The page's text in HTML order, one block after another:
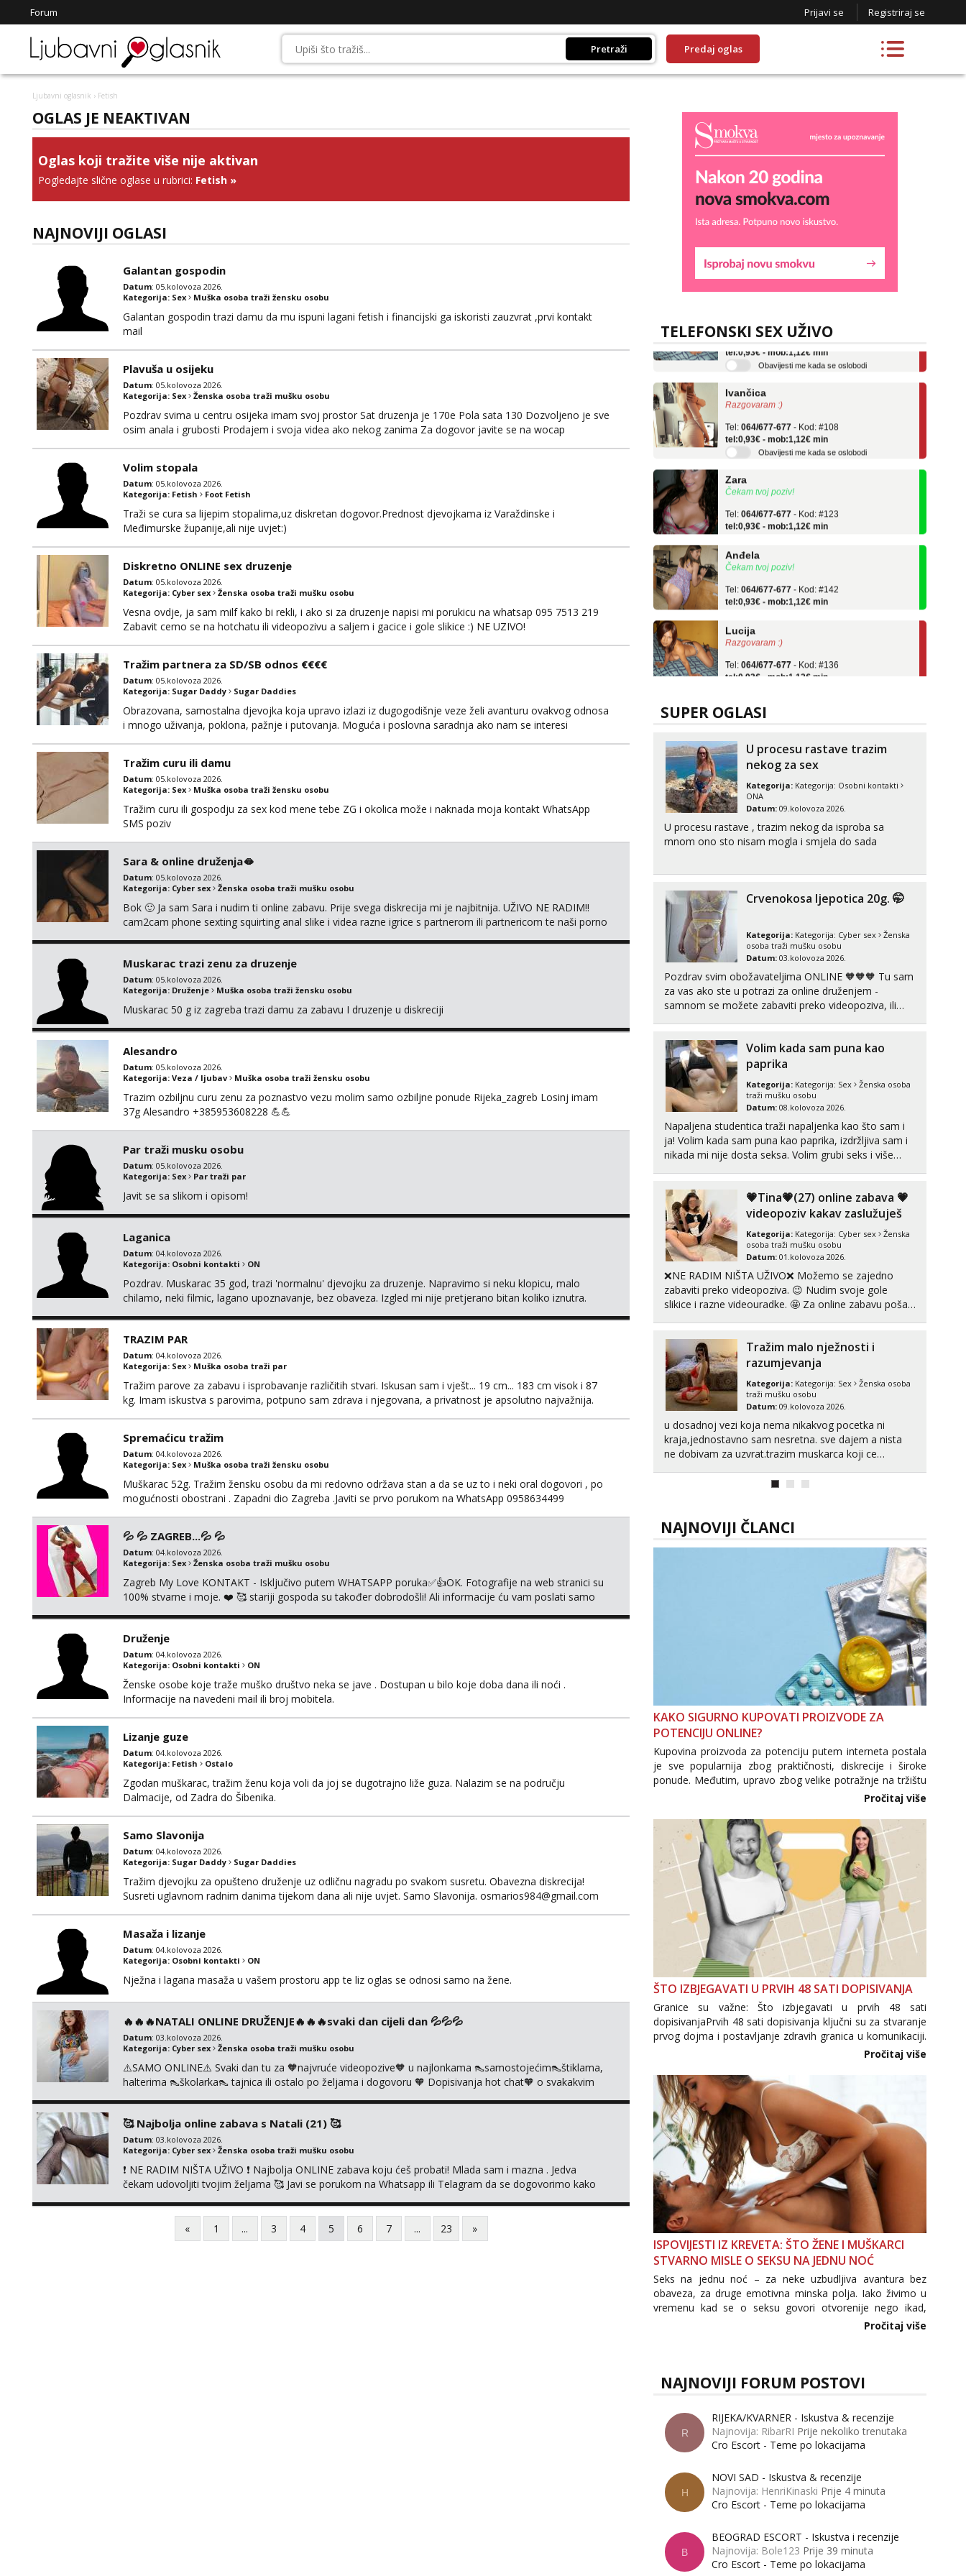
Forum Prijavi se Registriraj se
Pretraži Predaj oglas
Ljubavni oglasnik › Fetish
OGLAS JE NEAKTIVAN
Oglas koji tražite više nije aktivan
Pogledajte slične oglase u rubrici: Fetish »
NAJNOVIJI OGLASI
Galantan gospodin
Datum: 05.kolovoza 2026.
Kategorija: Sex Muška osoba traži žensku osobu
Galantan gospodin trazi damu da mu ispuni lagani fetish i financijski ga iskoristi zauzvrat ,prvi kontakt
mail
Plavuša u osijeku
Datum: 05.kolovoza 2026.
Kategorija: Sex Ženska osoba traži mušku osobu
Pozdrav svima u centru osijeka imam svoj prostor Sat druzenja je 170e Pola sata 130 Dozvoljeno je sve
osim anala i grubosti Prodajem i svoja videa ako nekog zanima Za dogovor javite se na wocap
Volim stopala
Datum: 05.kolovoza 2026.
Kategorija: Fetish Foot Fetish
Traži se cura sa lijepim stopalima,uz diskretan dogovor.Prednost djevojkama iz Varaždinske i
Međimurske županije,ali nije uvjet:)
Diskretno ONLINE sex druzenje
Datum: 05.kolovoza 2026.
Kategorija: Cyber sex Ženska osoba traži mušku osobu
Vesna ovdje, ja sam milf kako bi rekli, i ako si za druzenje napisi mi porukicu na whatsap 095 7513 219
Zabavit cemo se na hotchatu ili videopozivu a saljem i gacice i gole slikice :) NE UZIVO!
Tražim partnera za SD/SB odnos €€€€
Datum: 05.kolovoza 2026.
Kategorija: Sugar Daddy Sugar Daddies
Obrazovana, samostalna djevojka koja upravo izlazi iz dugogodišnje veze želi avanturu ovakvog odnosa
i mnogo uživanja, poklona, pažnje i putovanja. Moguća i poslovna saradnja ako nam se interesi
Tražim curu ili damu
Datum: 05.kolovoza 2026.
Kategorija: Sex Muška osoba traži žensku osobu
Tražim curu ili gospodju za sex kod mene tebe ZG i okolica može i naknada moja kontakt WhatsApp
SMS poziv
Sara & online druženja🫦
Datum: 05.kolovoza 2026.
Kategorija: Cyber sex Ženska osoba traži mušku osobu
Bok 🙂 Ja sam Sara i nudim ti online zabavu. Prije svega diskrecija mi je najbitnija. UŽIVO NE RADIM!!
cam2cam phone sexting squirting anal slike i videa razne igrice s partnerom ili partnericom te naši porno
Muskarac trazi zenu za druzenje
Datum: 05.kolovoza 2026.
Kategorija: Druženje Muška osoba traži žensku osobu
Muskarac 50 g iz zagreba trazi damu za zabavu I druzenje u diskreciji
Alesandro
Datum: 05.kolovoza 2026.
Kategorija: Veza / ljubav Muška osoba traži žensku osobu
Trazim ozbiljnu curu zenu za poznastvo vezu molim samo ozbiljne ponude Rijeka_zagreb Losinj imam
37g Alesandro +385953608228 💪💪
Par traži musku osobu
Datum: 05.kolovoza 2026.
Kategorija: Sex Par traži par
Javit se sa slikom i opisom!
Laganica
Datum: 04.kolovoza 2026.
Kategorija: Osobni kontakti ON
Pozdrav. Muskarac 35 god, trazi 'normalnu' djevojku za druzenje. Napravimo si neku klopicu, malo
chilamo, neki filmic, lagano upoznavanje, bez obaveza. Izgled mi nije pretjerano bitan koliko iznutra.
TRAZIM PAR
Datum: 04.kolovoza 2026.
Kategorija: Sex Muška osoba traži par
Tražim parove za zabavu i isprobavanje različitih stvari. Iskusan sam i vješt... 19 cm... 183 cm visok i 87
kg. Imam iskustva s parovima, potpuno sam zdrava i njegovana, a privatnost je apsolutno najvažnija.
Spremaćicu tražim
Datum: 04.kolovoza 2026.
Kategorija: Sex Muška osoba traži žensku osobu
Muškarac 52g. Tražim žensku osobu da mi redovno održava stan a da se uz to i neki oral dogovori , po
mogućnosti obostrani . Zapadni dio Zagreba .Javiti se prvo porukom na WhatsApp 0958634499
💦 💦 ZAGREB...💦 💦
Datum: 04.kolovoza 2026.
Kategorija: Sex Ženska osoba traži mušku osobu
Zagreb My Love KONTAKT - Isključivo putem WHATSAPP poruka✅️👍OK. Fotografije na web stranici su
100% stvarne i moje. ❤️ 🥰 stariji gospoda su također dobrodošli! Ali informacije ću vam poslati samo
Druženje
Datum: 04.kolovoza 2026.
Kategorija: Osobni kontakti ON
Ženske osobe koje traže muško društvo neka se jave . Dostupan u bilo koje doba dana ili noći .
Informacije na navedeni mail ili broj mobitela.
Lizanje guze
Datum: 04.kolovoza 2026.
Kategorija: Fetish Ostalo
Zgodan muškarac, tražim ženu koja voli da joj se dugotrajno liže guza. Nalazim se na području
Dalmacije, od Zadra do Šibenika.
Samo Slavonija
Datum: 04.kolovoza 2026.
Kategorija: Sugar Daddy Sugar Daddies
Tražim djevojku za opušteno druženje uz odličnu nagradu po svakom susretu. Obavezna diskrecija!
Susreti uglavnom radnim danima tijekom dana ali nije uvjet. Samo Slavonija. osmarios984@gmail.com
Masaža i lizanje
Datum: 04.kolovoza 2026.
Kategorija: Osobni kontakti ON
Nježna i lagana masaža u vašem prostoru app te liz oglas se odnosi samo na žene.
🔥🔥🔥NATALI ONLINE DRUŽENJE🔥🔥🔥svaki dan cijeli dan 💦💦💦
Datum: 03.kolovoza 2026.
Kategorija: Cyber sex Ženska osoba traži mušku osobu
⚠️SAMO ONLINE⚠️ Svaki dan tu za 🧡najvruće videopozive🧡 u najlonkama 👠samostojećim👠štiklama,
halterima 👠školarka👠 tajnica ili ostalo po željama i dogovoru 🧡 Dopisivanja hot chat🧡 o svakakvim
🥰 Najbolja online zabava s Natali (21) 🥰
Datum: 03.kolovoza 2026.
Kategorija: Cyber sex Ženska osoba traži mušku osobu
❗ NE RADIM NIŠTA UŽIVO ❗ Najbolja ONLINE zabava koju ćeš probati! Mlada sam i mazna . Jedva
čekam udovoljiti tvojim željama 🥰 Javi se porukom na Whatsapp ili Telagram da se dogovorimo kako
diram, s kolegicama, s dečkom, igračkama itd. Radim dopisivanje o seksi temama koje nas uzbuđuju 🤭
« 1 ... 3 4 5 6 7 ... 23 »
TELEFONSKI SEX UŽIVO
Lucija
Tel:064/677-677 - Kod: #136
tel:0,93€ - mob:1,12€ min
Obavijesti me kada se oslobodi
Razgovaram :)
064/677-677
tel:0,93€ - mob:1,12€ min
Obavijesti me kada se oslobodi
Čekam tvoj poziv!
064/677-677
tel:0,93€ - mob:1,12€ min
Čekam tvoj poziv!
064/677-677
tel:0,93€ - mob:1,12€ min
Razgovaram :)
064/677-677
tel:0,93€ - mob:1,12€ min
Obavijesti me kada se oslobodi
Razgovaram :)
tel:0,93€ - mob:1,12€ min
Obavijesti me kada se oslobodi
Zara
Čekam tvoj poziv!
Tel: 064/677-677- Kod: #123
tel:0,93€ - mob:1,12€ min
Čekam tvoj poziv!
Tel: 064/677-677- Kod: #142
tel:0,93€ - mob:1,12€ min
SUPER OGLASI
U procesu rastave trazim
nekog za sex
Kategorija: Kategorija: Osobni kontakti
ONA
Datum: 09.kolovoza 2026.
U procesu rastave , trazim nekog da isproba sa
mnom ono sto nisam mogla i smjela do sada
Crvenokosa ljepotica 20g. 🤭
Kategorija: Kategorija: Cyber sex
Ženska
osoba traži mušku osobu
Datum: 03.kolovoza 2026.
Pozdrav svim obožavateljima ONLINE 🧡🧡🧡 Tu sam
za vas ako ste u potrazi za online druženjem -
samnom se možete zabaviti preko videopoziva, ili
tipkanja uz slike i hot line pozive. Za vas sam
pripremila ...
Volim kada sam puna kao
paprika
Kategorija: Kategorija: Sex
Ženska osoba
traži mušku osobu
Datum: 08.kolovoza 2026.
Napaljena studentica traži napaljenka kao što sam i
ja! Volim kada sam puna kao paprika, izdržljiva sam i
nikada mi nije dosta seksa. Volim grubi seks i više
cekam te!
💗Tina💗(27) online zabava 💗
videopoziv kakav zaslužuješ
Kategorija: Kategorija: Cyber sex
Ženska
osoba traži mušku osobu
Datum: 01.kolovoza 2026.
❌NE RADIM NIŠTA UŽIVO❌ Možemo se zajedno
zabaviti preko videopoziva. 😉 Nudim svoje gole
slikice i razne videouradke. 🤩 Za online zabavu pošalji
vidjeti na videopozivu. 😉 S vama sam vec 5 ...
Tražim malo nježnosti i
razumjevanja
Kategorija: Kategorija: Sex
Ženska osoba
traži mušku osobu
Datum: 09.kolovoza 2026.
u dosadnoj vezi koja nema nikakvog pocetka ni
kraja,jednostavno sam nesretna. sve dajem a nista
ne dobivam za uzvrat.trazim muskarca koji ce
njeznosti i razumjevanja. volim njezan seks i njezne
NAJNOVIJI ČLANCI
KAKO SIGURNO KUPOVATI PROIZVODE ZA
POTENCIJU ONLINE?
Kupovina proizvoda za potenciju putem interneta postala
je sve popularnija zbog praktičnosti, diskrecije i široke
ponude. Međutim, upravo zbog velike potražnje na tržištu
se pojavljuju i brojni krivotvoreni proizvodi, nepouzdane
internetske trgovine te proizvodi nepoznatog podrijetla. ...
Pročitaj više
ŠTO IZBJEGAVATI U PRVIH 48 SATI DOPISIVANJA
Granice su važne: Što izbjegavati u prvih 48 sati
dopisivanjaPrvih 48 sati dopisivanja ključni su za stvaranje
prvog dojma i postavljanje zdravih granica u komunikaciji.
Važno je izbjeći prebrzo otkrivanje osobnih ili intimnih
informacija, jer nepoznata osoba još nije zaslužila to
povjerenje. Takođe...
Pročitaj više
ISPOVIJESTI IZ KREVETA: ŠTO ŽENE I MUŠKARCI
STVARNO MISLE O SEKSU NA JEDNU NOĆ
Seks na jednu noć – za neke uzbudljiva avantura bez
obaveza, za druge emotivna minska polja. Iako živimo u
vremenu kad se o seksu govori otvorenije nego ikad,
tema „jedne noći strasti“ i dalje izaziva burne rasprave. Što
Pročitaj više
NAJNOVIJI FORUM POSTOVI
R
RIJEKA/KVARNER - Iskustva & recenzije
Najnovija: RibarRI Prije nekoliko trenutaka
Cro Escort - Teme po lokacijama
H
NOVI SAD - Iskustva & recenzije
Najnovija: HenriKinaski Prije 4 minuta
Cro Escort - Teme po lokacijama
B
BEOGRAD ESCORT - Iskustva i recenzije
Najnovija: Bole123 Prije 39 minuta
Cro Escort - Teme po lokacijama